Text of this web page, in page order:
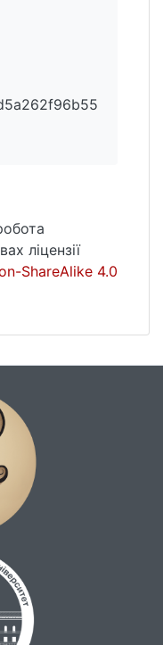
опору.
ліцензії
ShareAlike 4.0